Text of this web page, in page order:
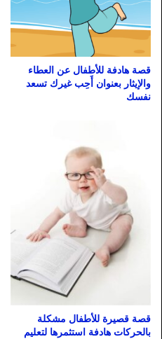
قصة هادفة للأطفال عن العطاء
والإيثار بعنوان أَحِب غيرك تسعد
نفسك
قصة قصيرة للأطفال مشكلة
بالحركات هادفة استثمرها لتعليم